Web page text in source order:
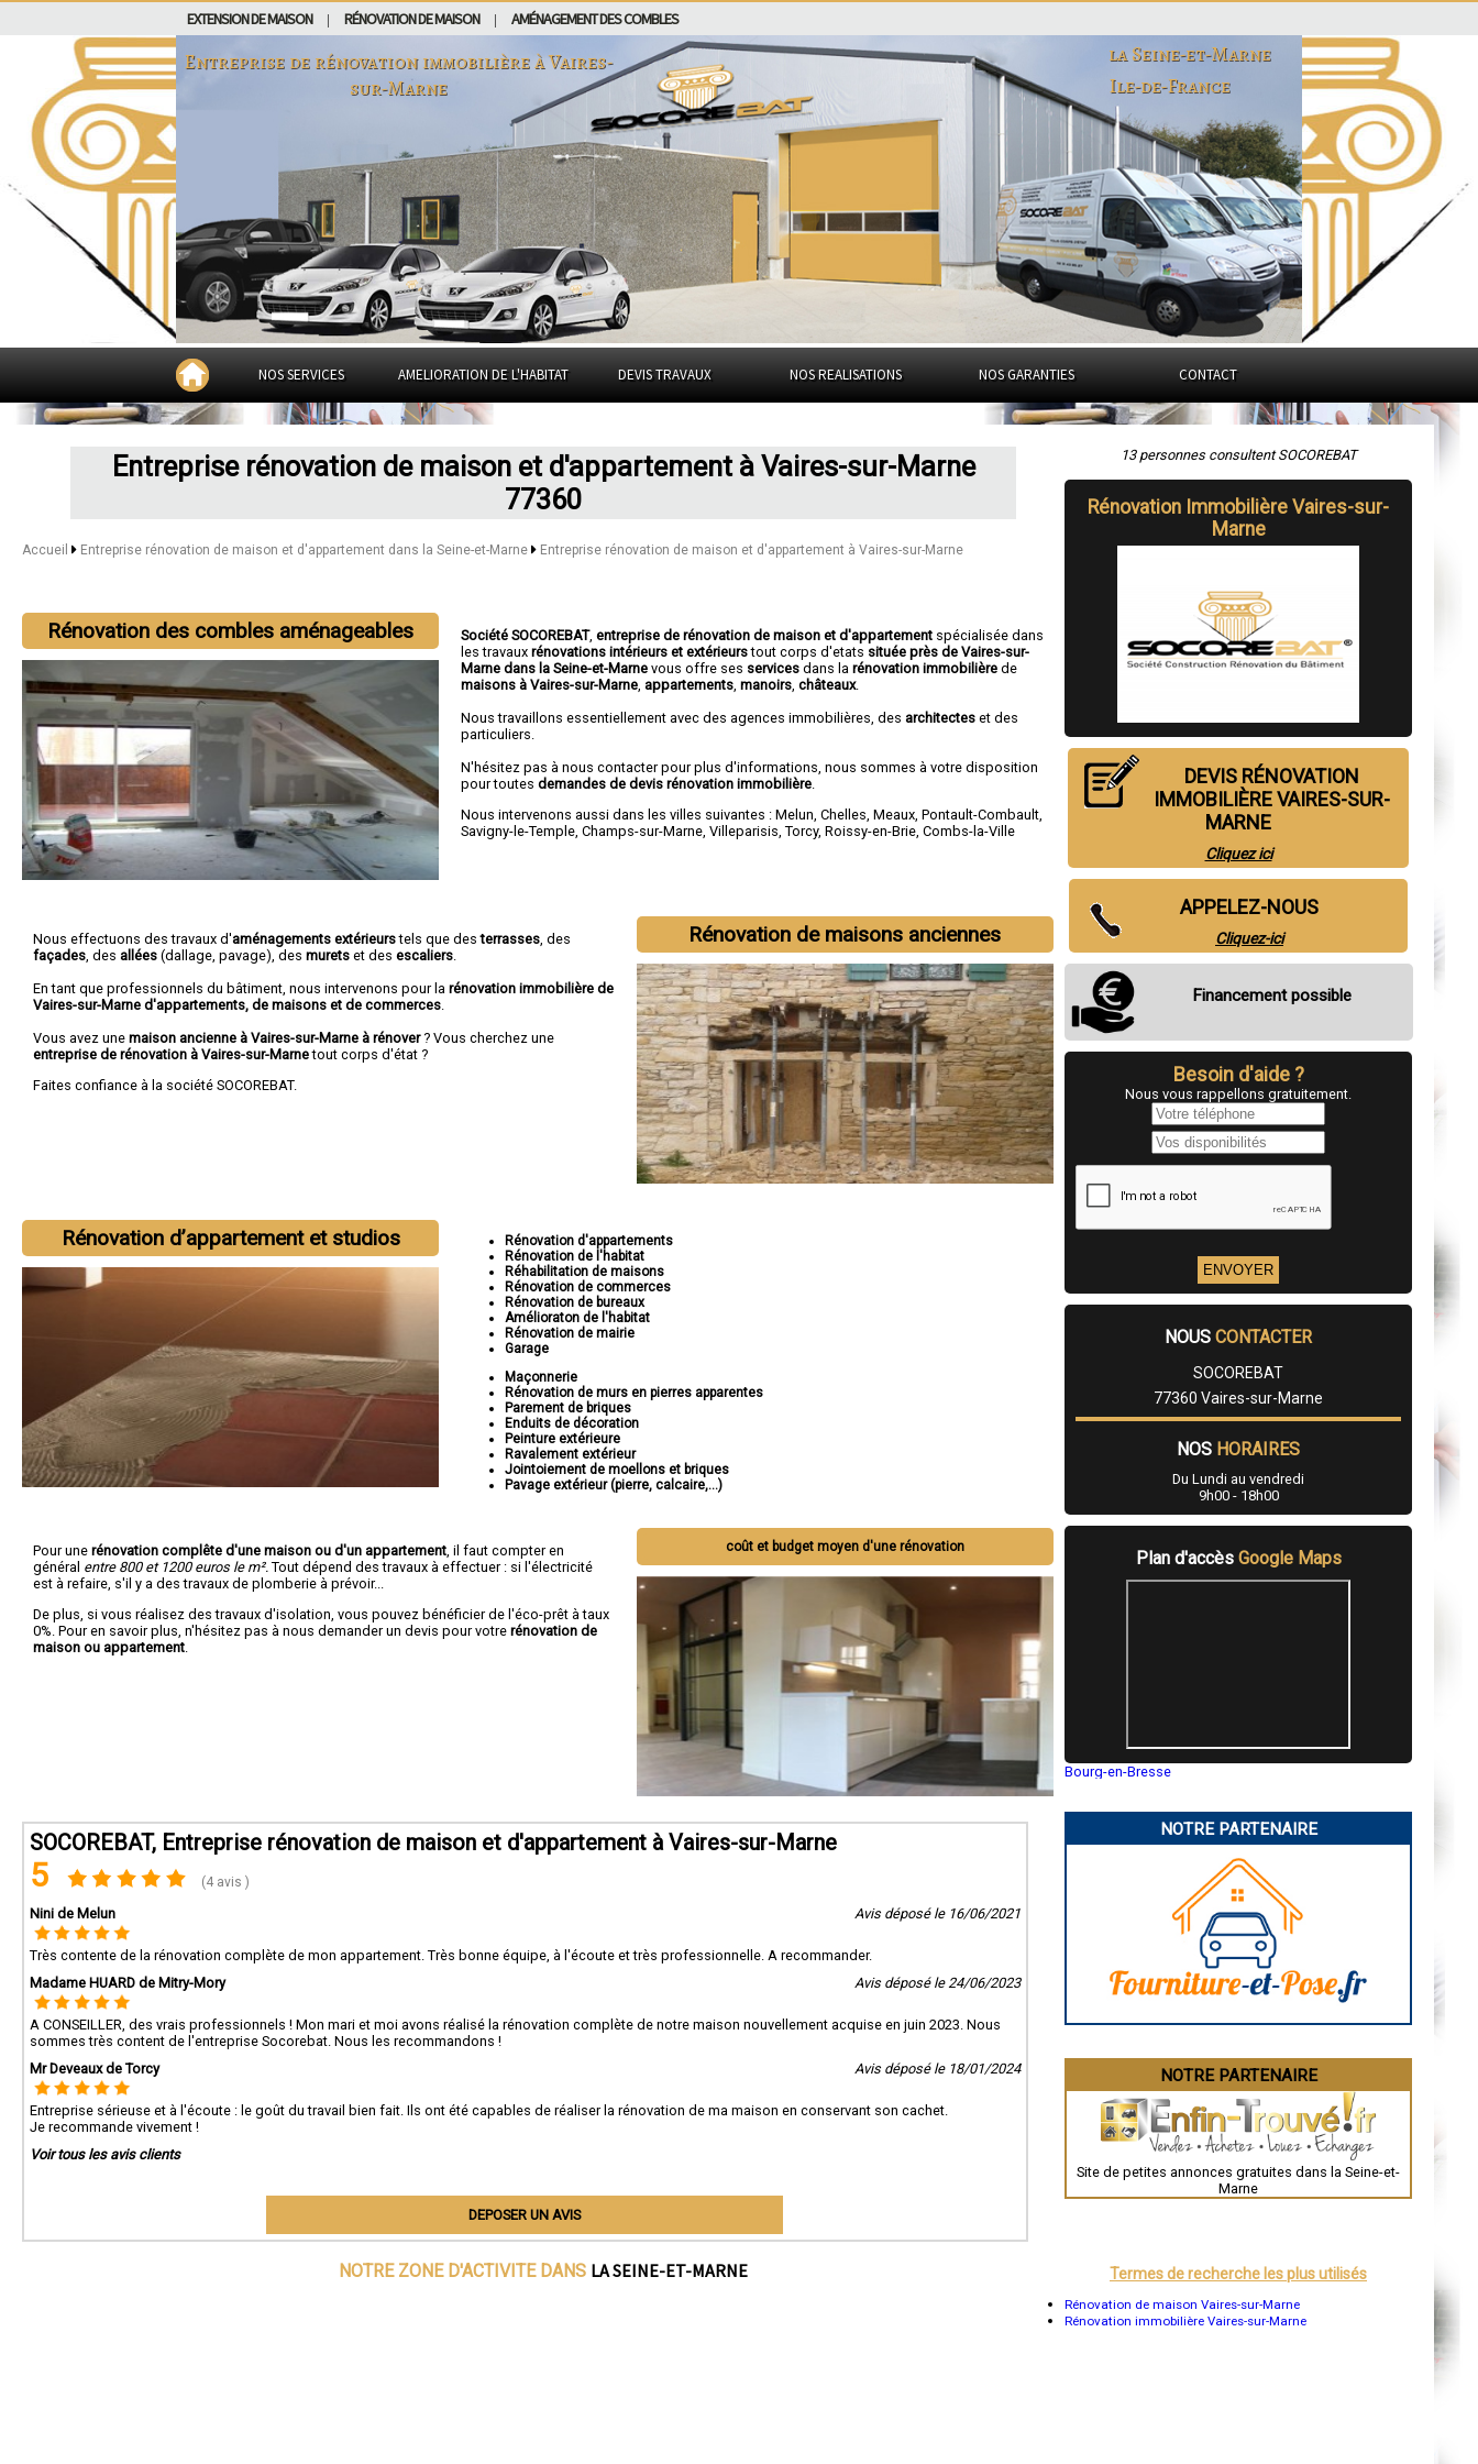
EXTENSION DE MAISON RÉNOVATION DE MAISON AMÉNAGEMENT DES COMBLES
Entreprise de rénovation immobilière àVaires-
sur-Marne
la Seine-et-Marne
Ile-de-France
NOS SERVICES AMELIORATION DE L'HABITAT DEVIS TRAVAUX NOS REALISATIONS NOS GARANTIES CONTACT
Entreprise rénovation de maison et d'appartement à Vaires-sur-Marne
77360
Accueil Entreprise rénovation de maison et d'appartement dans la Seine-et-Marne Entreprise rénovation de maison et d'appartement à Vaires-sur-Marne
Rénovation des combles aménageables Société SOCOREBAT,entreprise de rénovation de maison et d'appartement spécialisée dans
les travauxrénovations intérieurs et extérieurstout corps d'etats située près de Vaires-sur-
Marne dans la Seine-et-Marnevous offre ses services dans larénovation immobilière de
maisons à Vaires-sur-Marne appartements ,manoirs ,châteaux.
Nous travaillons essentiellement avec des agences immobilières, des architectes et des
particuliers.
N'hésitez pas à nous contacter pour plus d'informations, nous sommes à votre disposition
pour toutesdemandes de devis rénovation immobilière
Nous intervenons aussi dans les villes suivantes :Melun ,Chelles ,Meaux ,Pontault-Combault
Savigny-le-Temple ,Champs-sur-Marne ,Villeparisis ,Torcy,Roissy-en-Brie ,Combs-la-Ville
Rénovation de maisons anciennes
Nous effectuons des travaux d'aménagements extérieurstels que desterrasses , des
façades , des allées (dallage, pavage), des murets et des escaliers
En tant que professionnels du bâtiment, nous intervenons pour la rénovation immobilière de
Vaires-sur-Marne d'appartements, de maisons et de commerces
Vous avez une maison ancienne à Vaires-sur-Marne à rénover? Vous cherchez une
entreprise de rénovation à Vaires-sur-Marnetout corps d'état ?
Faites confiance à la société SOCOREBAT.
Rénovation d’appartement et studios
Rénovation d'appartements
Rénovation de l'habitat
Réhabilitation de maisons
Rénovation de commerces
Rénovation de bureaux
Amélioraton de l'habitat
Rénovation de mairie
Garage
Maçonnerie
Rénovation de murs en pierres apparentes
Parement de briques
Enduits de décoration
Peinture extérieure
Ravalement extérieur
Jointoiement de moellons et briques
Pavage extérieur (pierre, calcaire,...)
coût et budget moyen d'une rénovation
Pour une rénovation complête d'une maison ou d'un appartement , il faut compter en
général entre 800 et 1200 euros le m². Tout dépend des travaux à effectuer : si l'électricité
est à refaire, s'il y a des travaux de plomberie à prévoir...
De plus, si vous réalisez des travaux d'isolation, vous pouvez bénéficier de l'éco-prêt à taux
0%. Pour en savoir plus, n'hésitez pas à nous demander un devis pour votre rénovation de
maison ou appartement
SOCOREBAT, Entreprise rénovation de maison et d'appartement à Vaires-sur-Marne
5 (4 avis )
Nini de Melun Avis déposé le 16/06/2021
Très contente de la rénovation complète de mon appartement. Très bonne équipe, à l'écoute et très professionnelle. A recommander.
Madame HUARD de Mitry-Mory
Avis déposé le 24/06/2023
A CONSEILLER, des vrais professionnels ! Mon mari et moi avons réalisé la rénovation complète de notre maison nouvellement acquise en juin 2023. Nous
sommes très content de l'entreprise Socorebat. Nous les recommandons !
Mr Deveaux de Torcy
Avis déposé le 18/01/2024
Entreprise sérieuse et à l'écoute : le goût du travail bien fait. Ils ont été capables de réaliser la rénovation de ma maison en conservant son cachet.
Je recommande vivement !
Voir tous les avis clients
DEPOSER UN AVIS
NOTRE ZONE D'ACTIVITE DANS LA SEINE-ET-MARNE
13 personnes consultent SOCOREBAT
Rénovation Immobilière Vaires-sur-
Marne
DEVIS RÉNOVATION
IMMOBILIÈRE VAIRES-SUR-
MARNE
Cliquez ici
APPELEZ-NOUS
Cliquez-ici
Financement possible
Besoin d'aide ?
Nous vous rappellons gratuitement.
NOUS CONTACTER
SOCOREBAT
77360 Vaires-sur-Marne
NOS HORAIRES
Du Lundi au vendredi
9h00 - 18h00
Plan d'accès Google Maps
Bourg-en-Bresse
Marseille
Angoulême
Brive-la-Gaillarde
Saint-Brieuc
Guéret
Périgueux
Valence
Chartres
Bordeaux
Montpellier
Rennes
NOTRE PARTENAIRE
NOTRE PARTENAIRE
Site de petites annonces gratuites dans la Seine-et-
Marne
Termes de recherche les plus utilisés
Rénovation de maison Vaires-sur-Marne
Rénovation immobilière Vaires-sur-Marne